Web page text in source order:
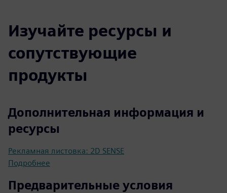
Изучайте ресурсы и
сопутствующие
продукты
Дополнительная информация и
ресурсы
Рекламная листовка: 2D SENSE
Подробнее
Предварительные условия